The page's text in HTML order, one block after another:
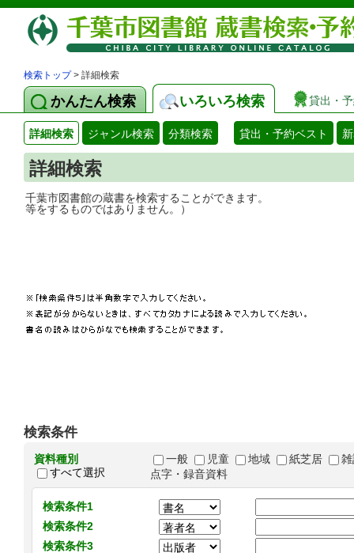
検索トップ> 詳細検索
かんたん検索 いろいろ検索 貸出・
詳細検索 ジャンル検索 分類検索 貸出・予約ベスト
詳細検索
千葉市図書館の蔵書を検索することがで
等をするものではありません。）
検索条件
資料種別
すべて選択
一般 児童 地域 紙芝居
点字・録音資料
検索条件1
検索条件2
検索条件3